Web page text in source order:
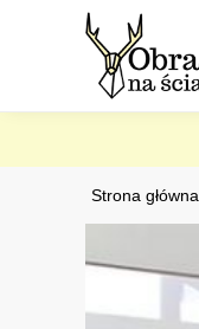
Strona główna